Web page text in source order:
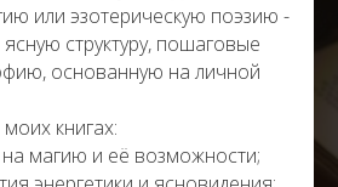
или эзотерическую поэзию -
структуру, пошаговые
основанную на личной
книгах:
на магию и её возможности;